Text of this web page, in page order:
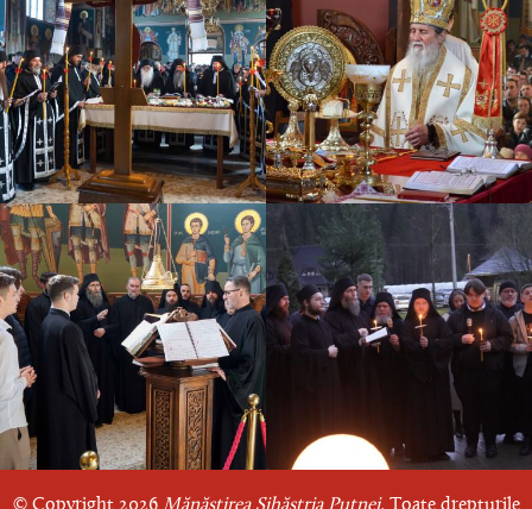
© Copyright 2026 Mănăstirea Sihăstria Putnei. Toate drepturile